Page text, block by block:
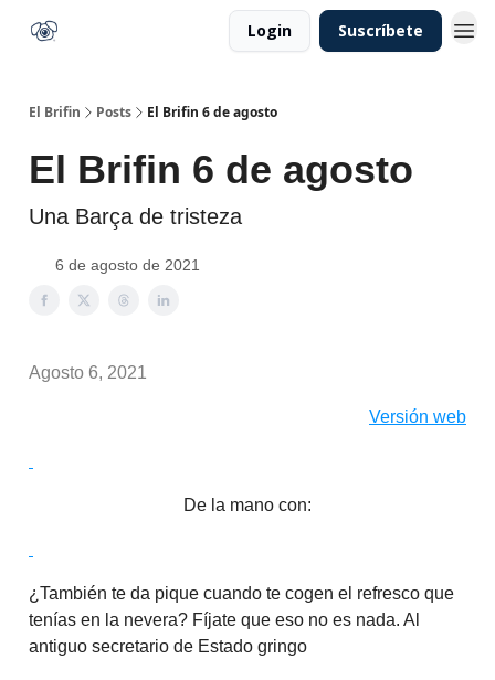
Login Suscríbete
El Brifin Posts El Brifin 6 de agosto
El Brifin 6 de agosto
Una Barça de tristeza
6 de agosto de 2021
Agosto 6, 2021
Versión web
De la mano con:
¿También te da pique cuando te cogen el refresco que
tenías en la nevera? Fíjate que eso no es nada. Al
antiguo secretario de Estado gringo